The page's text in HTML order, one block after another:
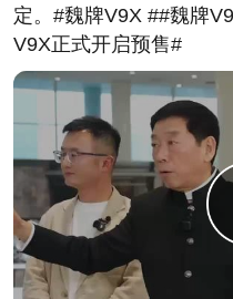
定。#魏牌V9X ##魏牌
V9X正式开启预售#